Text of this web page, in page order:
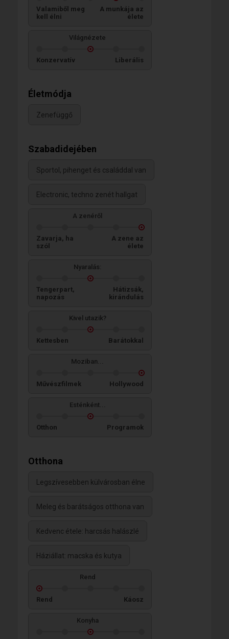
Valamiből meg
kell élni
A munkája az
élete
Világnézete
Konzervatív Liberális
Életmódja
Zenefüggő
Szabadidejében
Sportol, pihenget és családdal van
Electronic, techno zenét hallgat
A zenéről
Zavarja, ha
szól
A zene az
élete
Nyaralás:
Tengerpart,
napozás
Hátizsák,
kirándulás
Kivel utazik?
Kettesben Barátokkal
Moziban...
Művészfilmek Hollywood
Esténként...
Otthon Programok
Otthona
Legszívesebben külvárosban élne
Meleg és barátságos otthona van
Kedvenc étele: harcsás halászlé
Háziállat: macska és kutya
Rend
Rend Káosz
Konyha